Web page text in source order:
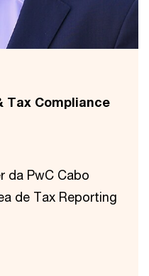
Tax Compliance
da PwC Cabo
de Tax Reporting